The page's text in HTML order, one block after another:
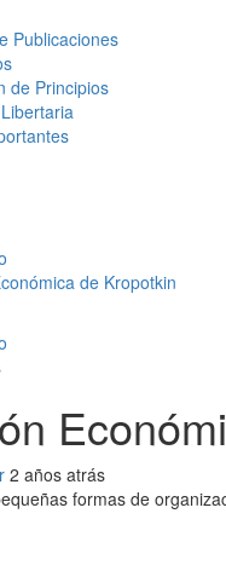
es un medio de
proponiendo la
Publicaciones
de Principios
de Kropotkin
2 años atrás
formas de